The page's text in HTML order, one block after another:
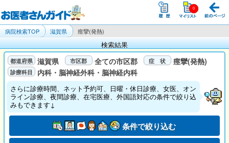
病院検索TOP 滋賀県 痙攣(発熱)
検索結果
滋賀県 全ての市区郡
痙攣(発熱)
内科・脳神経外科・脳神経内科
さらに診療時間、ネット予約可、日曜・休日診療、女医、オン
ライン診療、夜間診療、在宅医療、外国語対応の条件で絞り込
みもできます↓
条件で絞り込む